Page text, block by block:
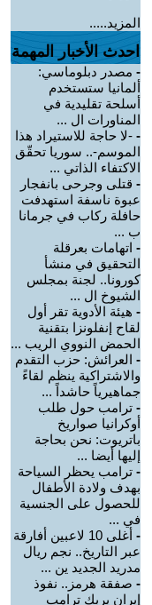
المزيد.....
احدث الأخبار المهمة
- مصدر دبلوماسي:
ألمانيا ستستخدم
أسلحة تقليدية في
المناورات ال ...
- -لا حاجة للاستيراد هذا
الموسم-.. سوريا تحقّق
الاكتفاء الذاتي ...
- قتلى وجرحى بانفجار
عبوة ناسفة استهدفت
حافلة ركاب في جرمانا
ب ...
- اتهامات بعرقلة
التحقيق في منشأ
كورونا.. لجنة بمجلس
الشيوخ ال ...
- هيئة الأدوية تقر أول
لقاح إنفلونزا بتقنية
الحمض النووي الريب ...
- العرائش: حزب التقدم
والاشتراكية ينظم لقاءً
جماهيرياً حاشداً ...
- ترامب حول طلب
أوكرانيا صواريخ
باتريوت: نحن بحاجة
إليها أيضا ...
- ترامب يحظر السياحة
بهدف ولادة الأطفال
للحصول على الجنسية
في ...
-
أغلى 10 لاعبين أفارقة
عبر التاريخ.. نجم ريال
مدريد الجديد ين ...
- صفقة هرمز.. نفوذ
إيران يربك ترامب